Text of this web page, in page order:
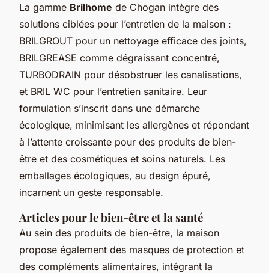
La gamme Brilhome de Chogan intègre des
solutions ciblées pour l’entretien de la maison :
BRILGROUT pour un nettoyage efficace des joints,
BRILGREASE comme dégraissant concentré,
TURBODRAIN pour désobstruer les canalisations,
et BRIL WC pour l’entretien sanitaire. Leur
formulation s’inscrit dans une démarche
écologique, minimisant les allergènes et répondant
à l’attente croissante pour des produits de bien-
être et des cosmétiques et soins naturels. Les
emballages écologiques, au design épuré,
incarnent un geste responsable.
Articles pour le bien-être et la santé
Au sein des produits de bien-être, la maison
propose également des masques de protection et
des compléments alimentaires, intégrant la